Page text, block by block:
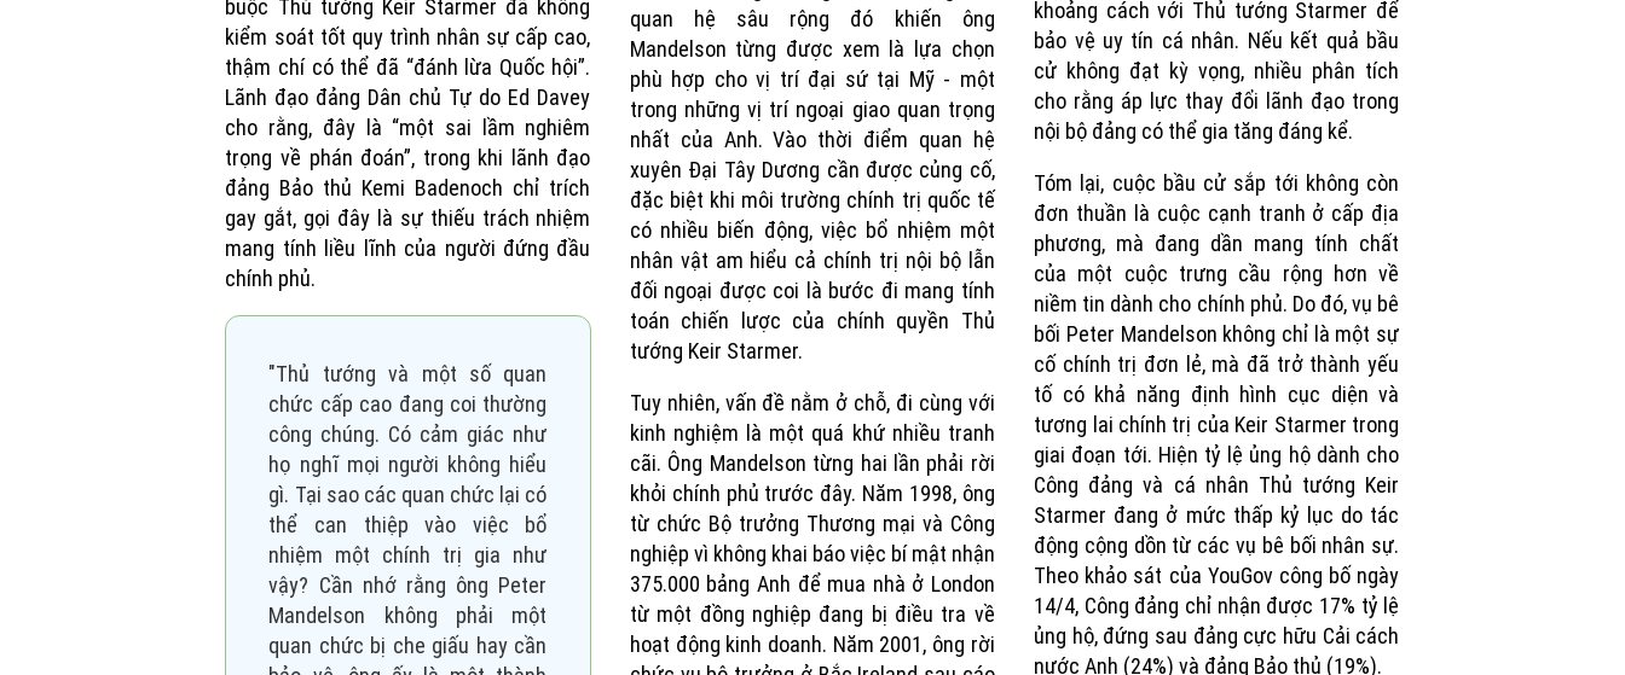
buộc Thủ tướng Keir Starmer đã không
kiểm soát tốt quy trình nhân sự cấp cao,
thậm chí có thể đã “đánh lừa Quốc hội”.
Lãnh đạo đảng Dân chủ Tự do Ed Davey
cho rằng, đây là “một sai lầm nghiêm
trọng về phán đoán”, trong khi lãnh đạo
đảng Bảo thủ Kemi Badenoch chỉ trích
gay gắt, gọi đây là sự thiếu trách nhiệm
mang tính liều lĩnh của người đứng đầu
chính phủ.
"Thủ tướng và một số quan
chức cấp cao đang coi thường
công chúng. Có cảm giác như
họ nghĩ mọi người không hiểu
gì. Tại sao các quan chức lại có
thể can thiệp vào việc bổ
nhiệm một chính trị gia như
vậy? Cần nhớ rằng ông Peter
Mandelson không phải một
quan chức bị che giấu hay cần
quan hệ sâu rộng đó khiến ông
Mandelson từng được xem là lựa chọn
phù hợp cho vị trí đại sứ tại Mỹ - một
trong những vị trí ngoại giao quan trọng
nhất của Anh. Vào thời điểm quan hệ
xuyên Đại Tây Dương cần được củng cố,
đặc biệt khi môi trường chính trị quốc tế
có nhiều biến động, việc bổ nhiệm một
nhân vật am hiểu cả chính trị nội bộ lẫn
đối ngoại được coi là bước đi mang tính
toán chiến lược của chính quyền Thủ
tướng Keir Starmer.
Tuy nhiên, vấn đề nằm ở chỗ, đi cùng với
kinh nghiệm là một quá khứ nhiều tranh
cãi. Ông Mandelson từng hai lần phải rời
khỏi chính phủ trước đây. Năm 1998, ông
từ chức Bộ trưởng Thương mại và Công
nghiệp vì không khai báo việc bí mật nhận
375.000 bảng Anh để mua nhà ở London
từ một đồng nghiệp đang bị điều tra về
hoạt động kinh doanh. Năm 2001, ông rời
khoảng cách với Thủ tướng Starmer để
bảo vệ uy tín cá nhân. Nếu kết quả bầu
cử không đạt kỳ vọng, nhiều phân tích
cho rằng áp lực thay đổi lãnh đạo trong
nội bộ đảng có thể gia tăng đáng kể.
Tóm lại, cuộc bầu cử sắp tới không còn
đơn thuần là cuộc cạnh tranh ở cấp địa
phương, mà đang dần mang tính chất
của một cuộc trưng cầu rộng hơn về
niềm tin dành cho chính phủ. Do đó, vụ bê
bối Peter Mandelson không chỉ là một sự
cố chính trị đơn lẻ, mà đã trở thành yếu
tố có khả năng định hình cục diện và
tương lai chính trị của Keir Starmer trong
giai đoạn tới. Hiện tỷ lệ ủng hộ dành cho
Công đảng và cá nhân Thủ tướng Keir
Starmer đang ở mức thấp kỷ lục do tác
động cộng dồn từ các vụ bê bối nhân sự.
Theo khảo sát của YouGov công bố ngày
14/4, Công đảng chỉ nhận được 17% tỷ lệ
ủng hộ, đứng sau đảng cực hữu Cải cách
nước Anh (24%) và đảng Bảo thủ (19%).